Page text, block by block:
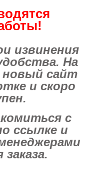
извинения
На
сайт
и скоро
с
ссылке и